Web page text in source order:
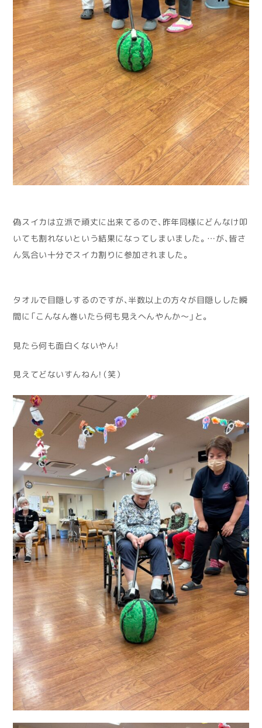
偽スイカは立派で頑丈に出来てるので、昨年同様にどんなけ叩
いても割れないという結果になってしまいました。…が、皆さ
ん気合い十分でスイカ割りに参加されました。
タオルで目隠しするのですが、半数以上の方々が目隠しした瞬
間に「こんなん巻いたら何も見えへんやんか〜」と。
見たら何も面白くないやん！
見えてどないすんねん！（笑）